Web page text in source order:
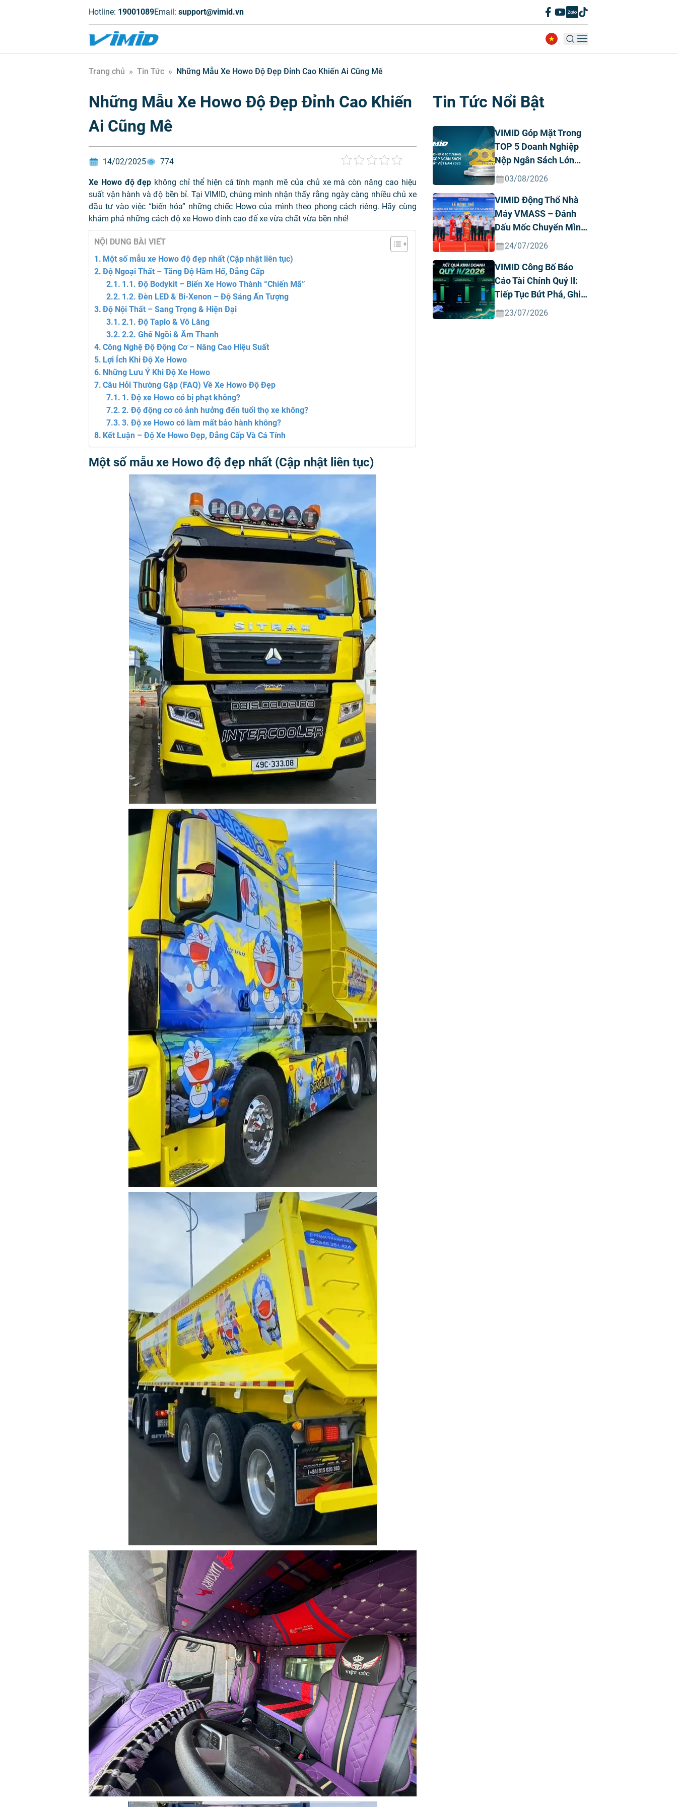
Hotline: 19001089Email: support@vimid.vn
Trang chủ » Tin Tức » Những Mẫu Xe Howo Độ Đẹp Đỉnh Cao Khiến Ai Cũng Mê
Những Mẫu Xe Howo Độ Đẹp Đỉnh Cao Khiến
Ai Cũng Mê
14/02/2025 774
Xe Howo độ đẹp không chỉ thể hiện cá tính mạnh mẽ của chủ xe mà còn nâng cao hiệu
suất vận hành và độ bền bỉ. Tại VIMID, chúng mình nhận thấy rằng ngày càng nhiều chủ xe
đầu tư vào việc “biến hóa” những chiếc Howo của mình theo phong cách riêng. Hãy cùng
khám phá những cách độ xe Howo đỉnh cao để xe vừa chất vừa bền nhé!
NỘI DUNG BÀI VIẾT
Một số mẫu xe Howo độ đẹp nhất (Cập nhật liên tục)
Độ Ngoại Thất – Tăng Độ Hầm Hố, Đẳng Cấp
1.1. Độ Bodykit – Biến Xe Howo Thành “Chiến Mã”
1.2. Đèn LED & Bi-Xenon – Độ Sáng Ấn Tượng
Độ Nội Thất – Sang Trọng & Hiện Đại
2.1. Độ Taplo & Vô Lăng
2.2. Ghế Ngồi & Âm Thanh
Công Nghệ Độ Động Cơ – Nâng Cao Hiệu Suất
Lợi Ích Khi Độ Xe Howo
Những Lưu Ý Khi Độ Xe Howo
Câu Hỏi Thường Gặp (FAQ) Về Xe Howo Độ Đẹp
1. Độ xe Howo có bị phạt không?
2. Độ động cơ có ảnh hưởng đến tuổi thọ xe không?
3. Độ xe Howo có làm mất bảo hành không?
Kết Luận – Độ Xe Howo Đẹp, Đẳng Cấp Và Cá Tính
Một số mẫu xe Howo độ đẹp nhất (Cập nhật liên tục)
Tin Tức Nổi Bật
VIMID Góp Mặt Trong
TOP 5 Doanh Nghiệp
Nộp Ngân Sách Lớn
Nhất Việt Nam Năm
Nhân
03/08/2026
VIMID Động Thổ Nhà
Máy VMASS – Đánh
Dấu Mốc Chuyển Mình
Chiến Lược
24/07/2026
VIMID Công Bố Báo
Cáo Tài Chính Quý II:
Tiếp Tục Bứt Phá, Ghi
Nhận Doanh Thu Và
23/07/2026